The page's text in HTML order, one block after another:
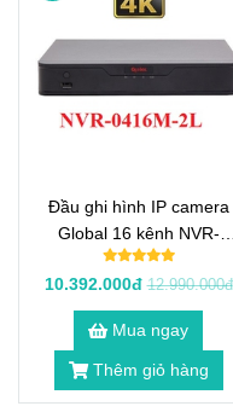
Đầu ghi hình IP camera
Global 16 kênh NVR-
0416M-2L
10.392.000đ 12.990.000đ
Mua ngay
Thêm giỏ hàng